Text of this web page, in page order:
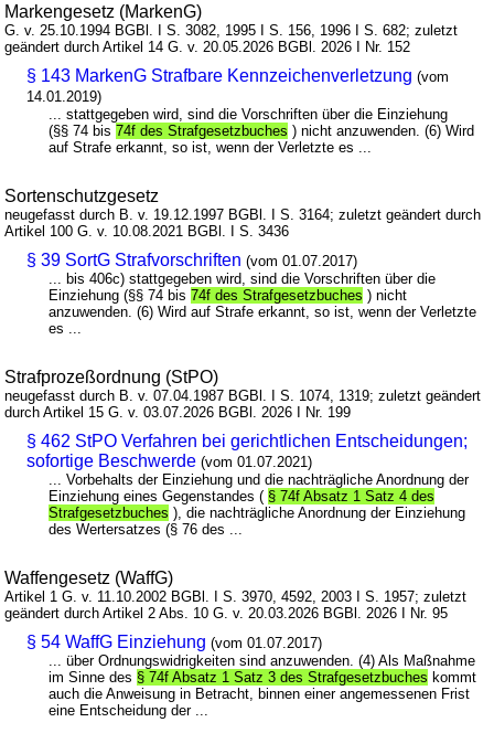
Markengesetz (MarkenG)
G. v. 25.10.1994 BGBl. I S. 3082, 1995 I S. 156, 1996 I S. 682; zuletzt
geändert durch Artikel 14 G. v. 20.05.2026 BGBl. 2026 I Nr. 152
§ 143 MarkenG Strafbare Kennzeichenverletzung (vom
14.01.2019)
... stattgegeben wird, sind die Vorschriften über die Einziehung
(§§ 74 bis74f des Strafgesetzbuches ) nicht anzuwenden. (6) Wird
auf Strafe erkannt, so ist, wenn der Verletzte es ...
Sortenschutzgesetz
neugefasst durch B. v. 19.12.1997 BGBl. I S. 3164; zuletzt geändert durch
Artikel 100 G. v. 10.08.2021 BGBl. I S. 3436
§ 39 SortG Strafvorschriften (vom 01.07.2017)
... bis 406c) stattgegeben wird, sind die Vorschriften über die
Einziehung (§§ 74 bis74f des Strafgesetzbuches ) nicht
anzuwenden. (6) Wird auf Strafe erkannt, so ist, wenn der Verletzte
es ...
Strafprozeßordnung (StPO)
neugefasst durch B. v. 07.04.1987 BGBl. I S. 1074, 1319; zuletzt geändert
durch Artikel 15 G. v. 03.07.2026 BGBl. 2026 I Nr. 199
§ 462 StPO Verfahren bei gerichtlichen Entscheidungen;
sofortige Beschwerde (vom 01.07.2021)
... Vorbehalts der Einziehung und die nachträgliche Anordnung der
Einziehung eines Gegenstandes ( § 74f Absatz 1 Satz 4 des
Strafgesetzbuches ), die nachträgliche Anordnung der Einziehung
des Wertersatzes (§ 76 des ...
Waffengesetz (WaffG)
Artikel 1 G. v. 11.10.2002 BGBl. I S. 3970, 4592, 2003 I S. 1957; zuletzt
geändert durch Artikel 2 Abs. 10 G. v. 20.03.2026 BGBl. 2026 I Nr. 95
§ 54 WaffG Einziehung (vom 01.07.2017)
... über Ordnungswidrigkeiten sind anzuwenden. (4) Als Maßnahme
im Sinne des § 74f Absatz 1 Satz 3 des Strafgesetzbuches kommt
auch die Anweisung in Betracht, binnen einer angemessenen Frist
eine Entscheidung der ...